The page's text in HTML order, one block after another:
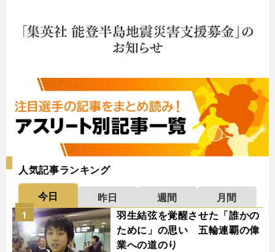
人気記事ランキング
今日 昨日 週間
月間
羽生結弦を覚醒させた「誰かの
ために」の思い 五輪連覇の偉
業への道のり
1